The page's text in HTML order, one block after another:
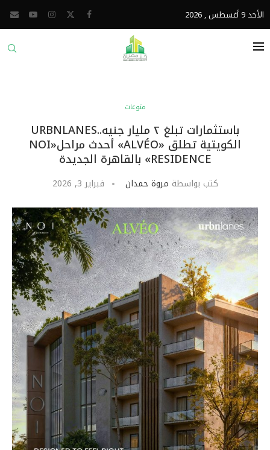
الأحد 9 أغسطس , 2026
منوعات
باستثمارات تبلغ ٢ مليار جنيه..URBNLANES
الكويتية تطلق «ALVÉO» أحدث مراحل«NOI
RESIDENCE» بالقاهرة الجديدة
كتب بواسطة مروة حمدان فبراير 3, 2026